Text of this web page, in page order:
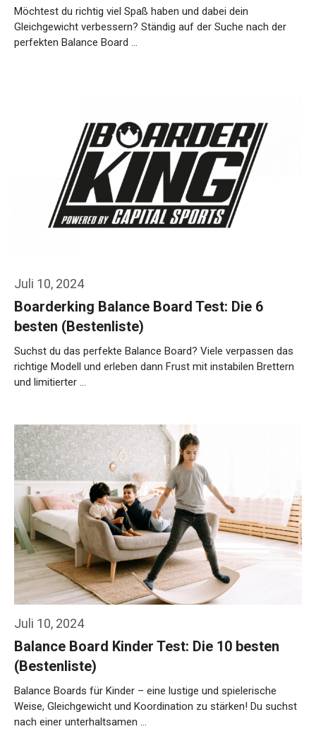
Möchtest du richtig viel Spaß haben und dabei dein
Gleichgewicht verbessern? Ständig auf der Suche nach der
perfekten Balance Board …
Juli 10, 2024
Boarderking Balance Board Test: Die 6
besten (Bestenliste)
Suchst du das perfekte Balance Board? Viele verpassen das
richtige Modell und erleben dann Frust mit instabilen Brettern
und limitierter …
Juli 10, 2024
Balance Board Kinder Test: Die 10 besten
(Bestenliste)
Balance Boards für Kinder – eine lustige und spielerische
Weise, Gleichgewicht und Koordination zu stärken! Du suchst
nach einer unterhaltsamen …